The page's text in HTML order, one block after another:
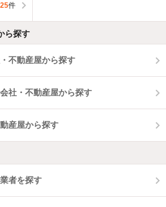
件
ら探す
不動産屋から探す
社・不動産屋から探す
産屋から探す
者を探す